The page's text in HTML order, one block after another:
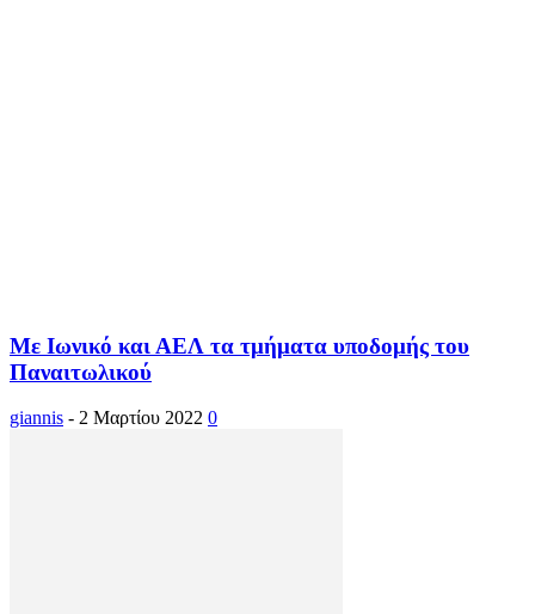
Με Ιωνικό και ΑΕΛ τα τμήματα υποδομής του
Παναιτωλικού
giannis - 2 Μαρτίου 2022 0